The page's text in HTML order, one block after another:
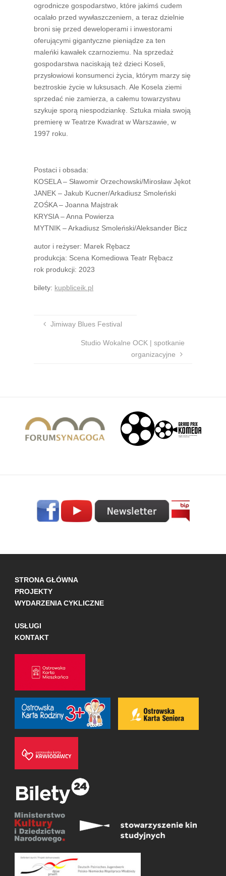
ogrodnicze gospodarstwo, które jakimś cudem
ocalało przed wywłaszczeniem, a teraz dzielnie
broni się przed deweloperami i inwestorami
oferującymi gigantyczne pieniądze za ten
maleńki kawałek czarnoziemu. Na sprzedaż
gospodarstwa naciskają też dzieci Koseli,
przysłowiowi konsumenci życia, którym marzy się
beztroskie życie w luksusach. Ale Kosela ziemi
sprzedać nie zamierza, a całemu towarzystwu
szykuje sporą niespodziankę. Sztuka miała swoją
premierę w Teatrze Kwadrat w Warszawie, w
1997 roku.
Postaci i obsada:
KOSELA – Sławomir Orzechowski/Mirosław Jękot
JANEK – Jakub Kucner/Arkadiusz Smoleński
ZOŚKA – Joanna Majstrak
KRYSIA – Anna Powierza
MYTNIK – Arkadiusz Smoleński/Aleksander Bicz
autor i reżyser: Marek Rębacz
produkcja: Scena Komediowa Teatr Rębacz
rok produkcji: 2023
bilety: kupbliceik.pl
Jimiway Blues Festival
Studio Wokalne OCK | spotkanie
organizacyjne
STRONA GŁÓWNA
PROJEKTY
WYDARZENIA CYKLICZNE
USŁUGI
KONTAKT